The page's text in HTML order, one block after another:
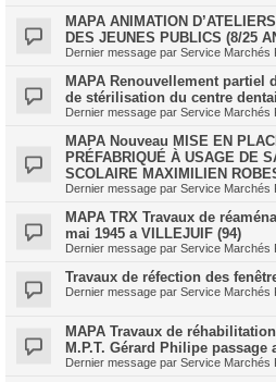
MAPA ANIMATION
DES JEUNES PUBLICS (8/25
Dernier message par Service Marchés
MAPA Renouvellement partiel
de stérilisation du centre
Dernier message par Service Marchés
MAPA Nouveau MISE EN
PRÉFABRIQUÉ À USAGE DE
SCOLAIRE MAXIMILIEN
Dernier message par Service Marchés
MAPA TRX Travaux de
mai 1945 a VILLEJUIF (94)
Dernier message par Service Marchés
Travaux de réfection des
Dernier message par Service Marchés
MAPA Travaux de
M.P.T. Gérard Philipe passage
Dernier message par Service Marchés